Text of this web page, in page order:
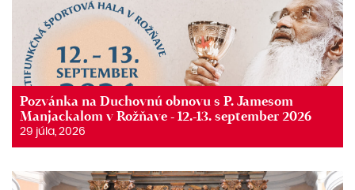
Pozvánka na Duchovnú obnovu s P. Jamesom
Manjackalom v Rožňave - 12.-13. september 2026
29 júla, 2026